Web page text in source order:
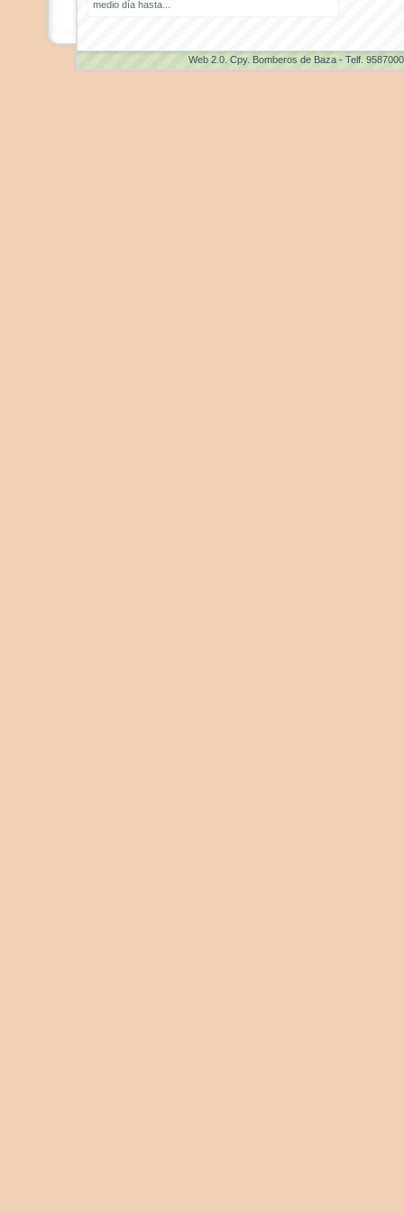
medio día hasta...
Web 2.0 . Cpy. Bomberos de Baza - Telf.